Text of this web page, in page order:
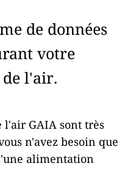
de données
votre
l'air.
l'air GAIA sont très
n'avez besoin que
alimentation